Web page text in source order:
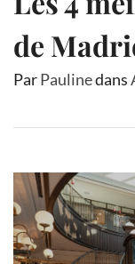
de
ParPaulinedans